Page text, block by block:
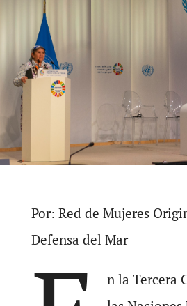
Por: Red de Mujeres
Defensa del Mar
n la Tercera